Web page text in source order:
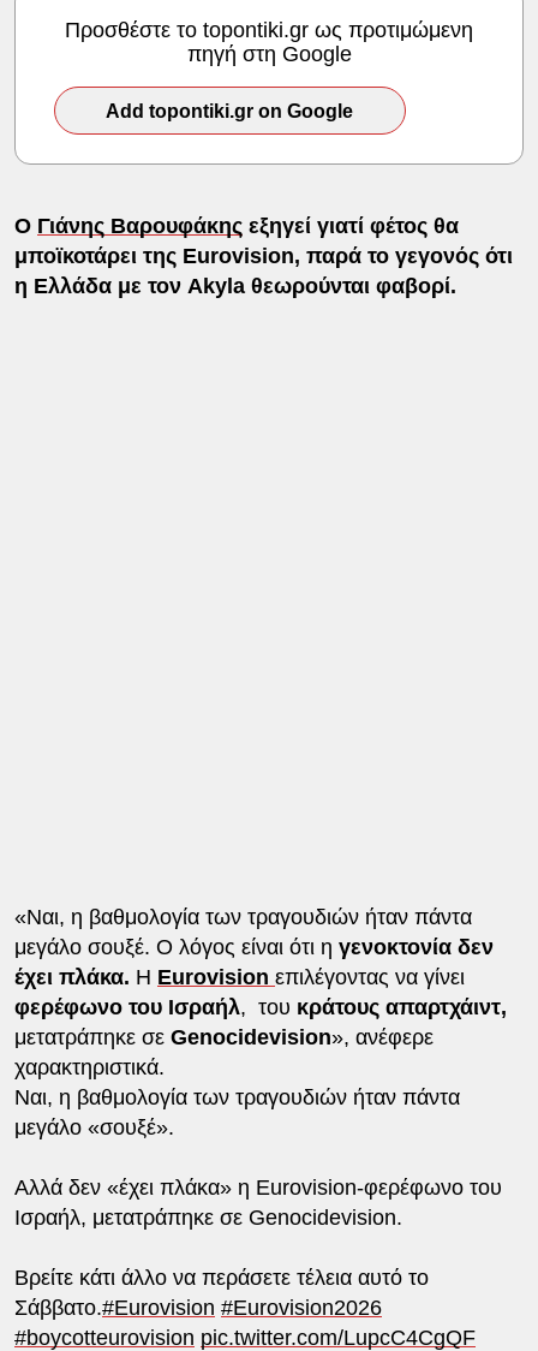
Προσθέστε το topontiki.gr ως προτιμώμενη
πηγή στη Google
Add topontiki.gr on Google
Ο Γιάνης Βαρουφάκηςεξηγεί γιατί φέτος θα
μποϊκοτάρει της Eurovision, παρά το γεγονός ότι
η Ελλάδα με τον Akyla θεωρούνται φαβορί.
«Ναι, η βαθμολογία των τραγουδιών ήταν πάντα
μεγάλο σουξέ. Ο λόγος είναι ότι η γενοκτονία δεν
έχει πλάκα. Η Eurovision επιλέγοντας να γίνει
φερέφωνο του Ισραήλ, του κράτους απαρτχάιντ,
μετατράπηκε σε Genocidevision», ανέφερε
χαρακτηριστικά.
Ναι, η βαθμολογία των τραγουδιών ήταν πάντα
μεγάλο «σουξέ».
Αλλά δεν «έχει πλάκα» η Eurovision-φερέφωνο του
Ισραήλ, μετατράπηκε σε Genocidevision.
Βρείτε κάτι άλλο να περάσετε τέλεια αυτό το
Σάββατο.#Eurovision #Eurovision2026
#boycotteurovision pic.twitter.com/LupcC4CgQF